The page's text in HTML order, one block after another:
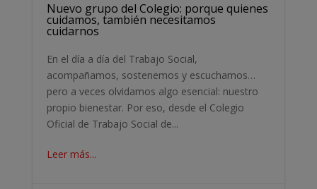
Nuevo grupo del Colegio: porque quienes
cuidamos, también necesitamos
cuidarnos
En el día a día del Trabajo Social,
acompañamos, sostenemos y escuchamos…
pero a veces olvidamos algo esencial: nuestro
propio bienestar. Por eso, desde el Colegio
Oficial de Trabajo Social de...
Leer más...